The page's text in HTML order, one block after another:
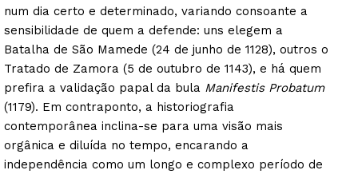
num dia certo e determinado, variando consoante a
sensibilidade de quem a defende: uns elegem a
Batalha de São Mamede (24 de junho de 1128), outros o
Tratado de Zamora (5 de outubro de 1143), e há quem
prefira a validação papal da bula Manifestis Probatum
(1179). Em contraponto, a historiografia
contemporânea inclina-se para uma visão mais
orgânica e diluída no tempo, encarando a
independência como um longo e complexo período de